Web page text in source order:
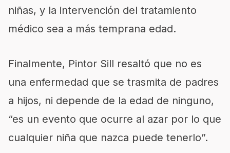
niñas, y la intervención del tratamiento
médico sea a más temprana edad.
Finalmente, Pintor Sill resaltó que no es
una enfermedad que se trasmita de padres
a hijos, ni depende de la edad de ninguno,
“es un evento que ocurre al azar por lo que
cualquier niña que nazca puede tenerlo”.